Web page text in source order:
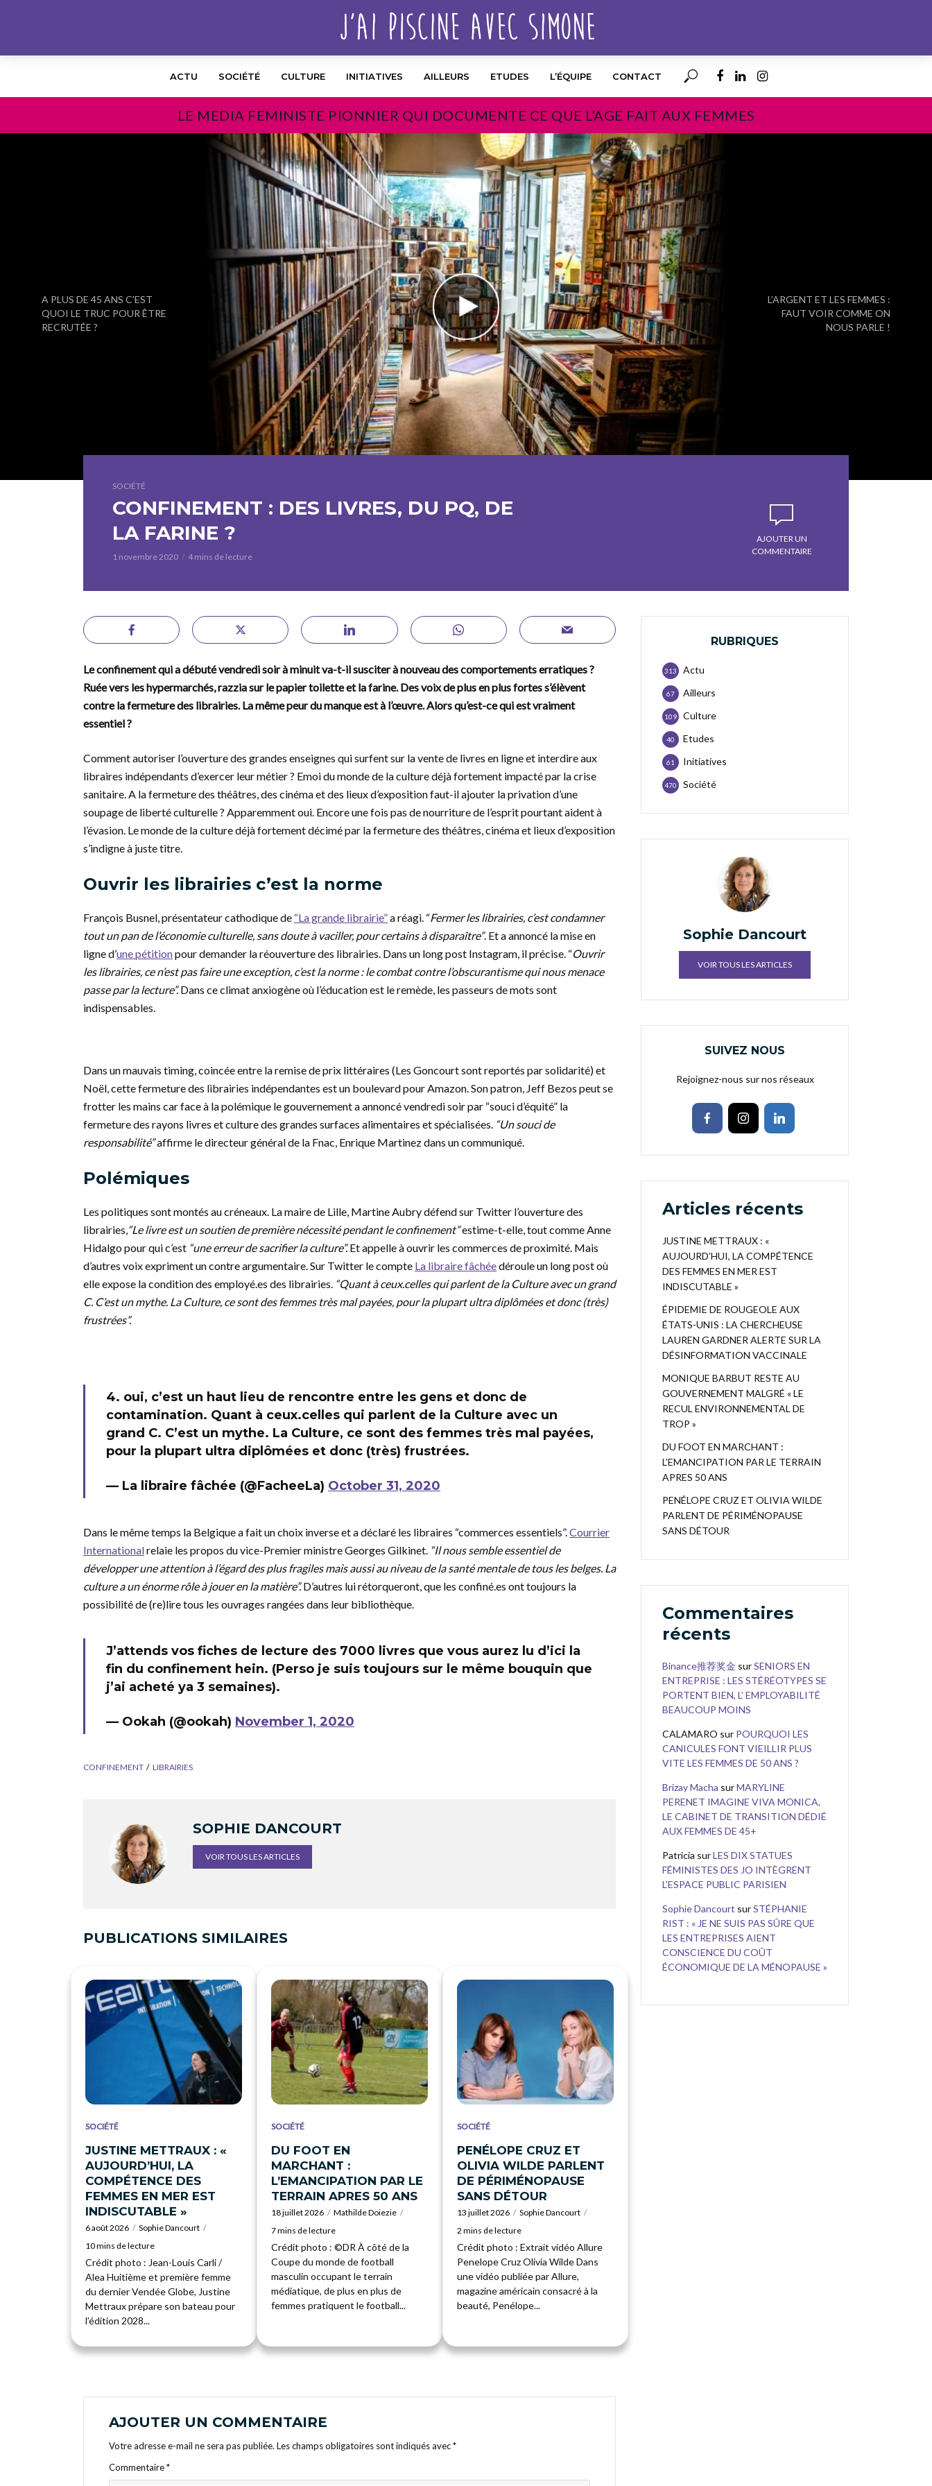
ACTU SOCIÉTÉ CULTURE INITIATIVES AILLEURS ETUDES L’ÉQUIPE CONTACT
LE MEDIA FEMINISTE PIONNIER QUI DOCUMENTE CE QUE L’AGE FAIT AUX FEMMES
A PLUS DE 45 ANS C’EST
QUOI LE TRUC POUR ÊTRE
RECRUTÉE ?
L’ARGENT ET LES FEMMES :
FAUT VOIR COMME ON
NOUS PARLE !
SOCIÉTÉ
CONFINEMENT : DES LIVRES, DU PQ, DE
LA FARINE ?
1 novembre 2020 4 mins de lecture
AJOUTER UN
COMMENTAIRE
Le confinement qui a débuté vendredi soir à minuit va-t-il susciter à nouveau des comportements erratiques ?
Ruée vers les hypermarchés, razzia sur le papier toilette et la farine. Des voix de plus en plus fortes s’élèvent
contre la fermeture des librairies. La même peur du manque est à l’œuvre. Alors qu’est-ce qui est vraiment
essentiel ?
Comment autoriser l’ouverture des grandes enseignes qui surfent sur la vente de livres en ligne et interdire aux
libraires indépendants d’exercer leur métier ? Emoi du monde de la culture déjà fortement impacté par la crise
sanitaire. A la fermeture des théâtres, des cinéma et des lieux d’exposition faut-il ajouter la privation d’une
soupage de liberté culturelle ? Apparemment oui. Encore une fois pas de nourriture de l’esprit pourtant aident à
l’évasion. Le monde de la culture déjà fortement décimé par la fermeture des théâtres, cinéma et lieux d’exposition
s’indigne à juste titre.
Ouvrir les librairies c’est la norme
François Busnel, présentateur cathodique de “La grande librairie”a réagi. “Fermer les librairies, c’est condamner
tout un pan de l’économie culturelle, sans doute à vaciller, pour certains à disparaître”. Et a annoncé la mise en
ligne d’une pétitionpour demander la réouverture des librairies. Dans un long post Instagram, il précise. “Ouvrir
les librairies, ce n’est pas faire une exception, c’est la norme : le combat contre l’obscurantisme qui nous menace
passe par la lecture”.Dans ce climat anxiogène où l’éducation est le remède, les passeurs de mots sont
indispensables.
Dans un mauvais timing, coincée entre la remise de prix littéraires (Les Goncourt sont reportés par solidarité) et
Noël, cette fermeture des librairies indépendantes est un boulevard pour Amazon. Son patron, Jeff Bezos peut se
frotter les mains car face à la polémique le gouvernement a annoncé vendredi soir par “souci d’équité” la
fermeture des rayons livres et culture des grandes surfaces alimentaires et spécialisées. “Un souci de
responsabilité”affirme le directeur général de la Fnac, Enrique Martinez dans un communiqué.
Polémiques
Les politiques sont montés au créneaux. La maire de Lille, Martine Aubry défend sur Twitter l’ouverture des
librairies,“Le livre est un soutien de première nécessité pendant le confinement”estime-t-elle, tout comme Anne
Hidalgo pour qui c’est “une erreur de sacrifier la culture”.Et appelle à ouvrir les commerces de proximité. Mais
d’autres voix expriment un contre argumentaire. Sur Twitter le compte La libraire fâchéedéroule un long post où
elle expose la condition des employé.es des librairies. “Quant à ceux.celles qui parlent de la Culture avec un grand
C. C’est un mythe. La Culture, ce sont des femmes très mal payées, pour la plupart ultra diplômées et donc (très)
frustrées”.
4. oui, c’est un haut lieu de rencontre entre les gens et donc de
contamination. Quant à ceux.celles qui parlent de la Culture avec un
grand C. C’est un mythe. La Culture, ce sont des femmes très mal payées,
pour la plupart ultra diplômées et donc (très) frustrées.
— La libraire fâchée (@FacheeLa) October 31, 2020
Dans le même temps la Belgique a fait un choix inverse et a déclaré les libraires “commerces essentiels”.Courrier
Internationalrelaie les propos du vice-Premier ministre Georges Gilkinet. “Il nous semble essentiel de
développer une attention à l’égard des plus fragiles mais aussi au niveau de la santé mentale de tous les belges. La
culture a un énorme rôle à jouer en la matière”.D’autres lui rétorqueront, que les confiné.es ont toujours la
possibilité de (re)lire tous les ouvrages rangées dans leur bibliothèque.
J’attends vos fiches de lecture des 7000 livres que vous aurez lu d’ici la
fin du confinement hein. (Perso je suis toujours sur le même bouquin que
j’ai acheté ya 3 semaines).
— Ookah (@ookah) November 1, 2020
CONFINEMENT LIBRAIRIES
SOPHIE DANCOURT
VOIR TOUS LES ARTICLES
PUBLICATIONS SIMILAIRES
SOCIÉTÉ
JUSTINE METTRAUX : «
AUJOURD’HUI, LA
COMPÉTENCE DES
FEMMES EN MER EST
INDISCUTABLE »
6 août 2026
Sophie Dancourt
10 mins de lecture
Crédit photo : Jean-Louis Carli /
Alea Huitième et première femme
du dernier Vendée Globe, Justine
Mettraux prépare son bateau pour
l’édition 2028...
SOCIÉTÉ
DU FOOT EN
MARCHANT :
L’EMANCIPATION PAR LE
TERRAIN APRES 50 ANS
18 juillet 2026
Mathilde Doiezie
7 mins de lecture
Crédit photo : ©DR À côté de la
Coupe du monde de football
masculin occupant le terrain
médiatique, de plus en plus de
femmes pratiquent le football...
SOCIÉTÉ
PENÉLOPE CRUZ ET
OLIVIA WILDE PARLENT
DE PÉRIMÉNOPAUSE
SANS DÉTOUR
13 juillet 2026
Sophie Dancourt
2 mins de lecture
Crédit photo : Extrait vidéo Allure
Penelope Cruz Olivia Wilde Dans
une vidéo publiée par Allure,
magazine américain consacré à la
beauté, Penélope...
AJOUTER UN COMMENTAIRE
Votre adresse e-mail ne sera pas publiée. Les champs obligatoires sont indiqués avec*
Commentaire*
RUBRIQUES
Actu
313
Ailleurs
67
Culture
109
Etudes
40
Initiatives
61
Société
470
Sophie Dancourt
VOIR TOUS LES ARTICLES
SUIVEZ NOUS
Rejoignez-nous sur nos réseaux
Articles récents
JUSTINE METTRAUX : «
AUJOURD’HUI, LA COMPÉTENCE
DES FEMMES EN MER EST
INDISCUTABLE »
ÉPIDEMIE DE ROUGEOLE AUX
ÉTATS-UNIS : LA CHERCHEUSE
LAUREN GARDNER ALERTE SUR LA
DÉSINFORMATION VACCINALE
MONIQUE BARBUT RESTE AU
GOUVERNEMENT MALGRÉ « LE
RECUL ENVIRONNEMENTAL DE
TROP »
DU FOOT EN MARCHANT :
L’EMANCIPATION PAR LE TERRAIN
APRES 50 ANS
PENÉLOPE CRUZ ET OLIVIA WILDE
PARLENT DE PÉRIMÉNOPAUSE
SANS DÉTOUR
Commentaires
récents
Binance推荐奖金 surSENIORS EN
ENTREPRISE : LES STÉRÉOTYPES SE
PORTENT BIEN, L’ EMPLOYABILITÉ
BEAUCOUP MOINS
CALAMARO sur POURQUOI LES
CANICULES FONT VIEILLIR PLUS
VITE LES FEMMES DE 50 ANS ?
Brizay Macha surMARYLINE
PERENET IMAGINE VIVA MONICA,
LE CABINET DE TRANSITION DÉDIÉ
AUX FEMMES DE 45+
Patricia surLES DIX STATUES
FÉMINISTES DES JO INTÈGRENT
L’ESPACE PUBLIC PARISIEN
Sophie Dancourt surSTÉPHANIE
RIST : « JE NE SUIS PAS SÛRE QUE
LES ENTREPRISES AIENT
CONSCIENCE DU COÛT
ÉCONOMIQUE DE LA MÉNOPAUSE »